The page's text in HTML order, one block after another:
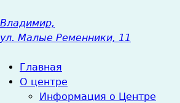
Владимир,
ул. Малые Ременники, 11
Главная
О центре
Информация о Центре